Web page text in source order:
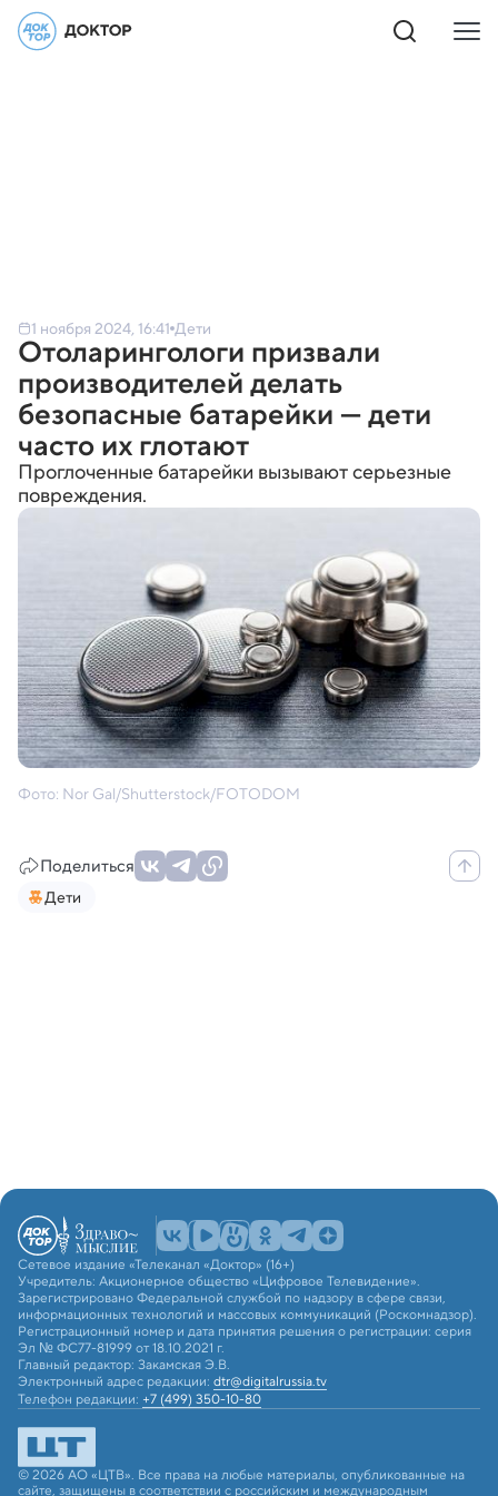
1 ноября 2024, 16:41 Дети
Отоларингологи призвали
производителей делать
безопасные батарейки — дети
часто их глотают
Проглоченные батарейки вызывают серьезные
повреждения.
Фото: Nor Gal/Shutterstock/FOTODOM
Поделиться
Дети
Сетевое издание «Телеканал «Доктор» (16+)
Учредитель: Акционерное общество «Цифровое Телевидение».
Зарегистрировано Федеральной службой по надзору в сфере связи,
информационных технологий и массовых коммуникаций (Роскомнадзор).
Регистрационный номер и дата принятия решения о регистрации: серия
Эл № ФС77-81999 от 18.10.2021 г.
Главный редактор: Закамская Э.В.
Электронный адрес редакции: dtr@digitalrussia.tv
Телефон редакции: +7 (499) 350-10-80
© 2026 АО «ЦТВ». Все права на любые материалы, опубликованные на
сайте, защищены в соответствии с российским и международным